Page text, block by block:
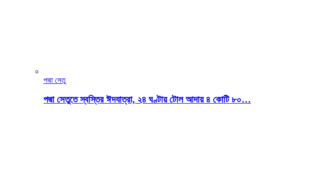
পদ্মা সেতু
পদ্মা সেতুতে স্বস্তির ঈদযাত্রা, ২৪ ঘণ্টায় টোল আদায় ৪ কোটি ৮০…